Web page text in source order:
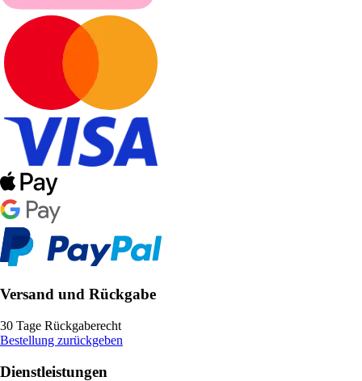
Versand und Rückgabe
30 Tage Rückgaberecht
Bestellung zurückgeben
Dienstleistungen